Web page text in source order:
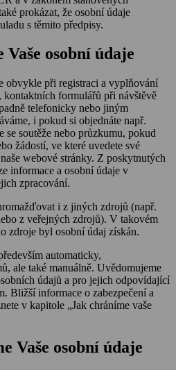
prokázat, že osobní údaje
s těmito předpisy.
osobní údaje
obvykle při registraci a vyplňování
formulářů při návštěvě
telefonicky nebo jiným
i pokud si objednáte např.
se soutěže nebo průzkumu, pokud
žádostí, ve které uvedete své
webové stránky. Z poskytnutých
informace a osobní údaje v
zpracování.
i z jiných zdrojů (např.
z veřejných zdrojů). V takovém
zdroje byl osobní údaj získán.
automaticky,
ale také manuálně. Uvědomujeme
údajů a pro jejich odpovídající
Bližší informace o zabezpečení a
v kapitole „Jak chráníme vaše
Vaše osobní údaje